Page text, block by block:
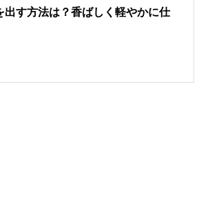
出す方法は？香ばしく軽やかに仕